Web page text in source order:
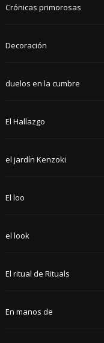
Crónicas primorosas
Decoración
duelos en la cumbre
El Hallazgo
el jardín Kenzoki
El loo
el look
El ritual de Rituals
En manos de